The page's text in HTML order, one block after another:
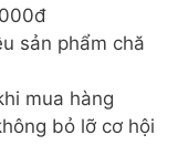
sản phẩm chă
mua hàng
bỏ lỡ cơ hội